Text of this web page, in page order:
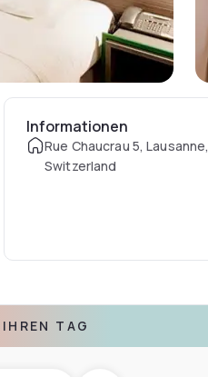
Informationen
Rue Chaucrau 5, Lausanne,
Switzerland
TAG